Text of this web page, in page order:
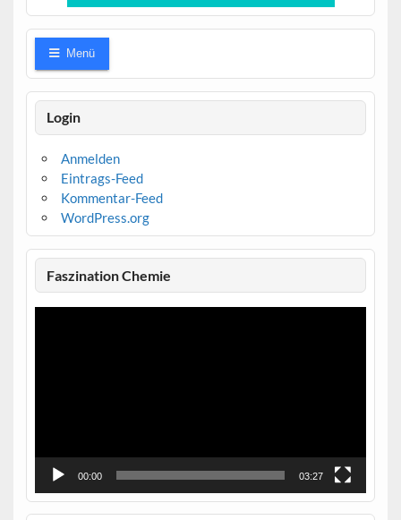
Menü
Login
Anmelden
Eintrags-Feed
Kommentar-Feed
WordPress.org
Faszination Chemie
Video-
00:00 03:27